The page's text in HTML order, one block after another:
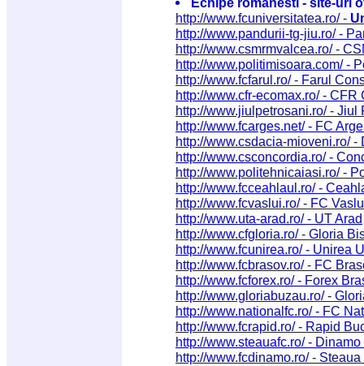
http://www.fcuniversitatea.ro/ -
http://www.pandurii-tg-jiu.ro/ -
http://www.csmrmvalcea.ro/ -
http://www.politimisoara.com/ -
http://www.fcfarul.ro/ - Farul
http://www.cfr-ecomax.ro/ - CFR
http://www.jiulpetrosani.ro/ - Jiul
http://www.fcarges.net/ - FC
http://www.csdacia-mioveni.ro/ -
http://www.csconcordia.ro/ -
http://www.politehnicaiasi.ro/ -
http://www.fcceahlaul.ro/ -
http://www.fcvaslui.ro/ - FC
http://www.uta-arad.ro/ - UT Arad
http://www.cfgloria.ro/ - Gloria
http://www.fcunirea.ro/ - Unirea
http://www.fcbrasov.ro/ - FC
http://www.fcforex.ro/ - Forex
http://www.gloriabuzau.ro/ -
http://www.nationalfc.ro/ - FC
http://www.fcrapid.ro/ - Rapid
http://www.steauafc.ro/ -
http://www.fcdinamo.ro/ -